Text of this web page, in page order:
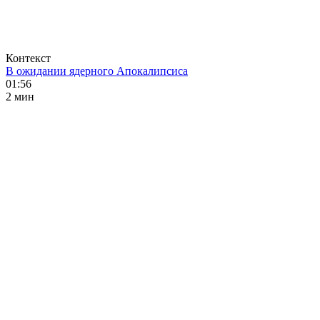
Контекст
В ожидании ядерного Апокалипсиса
01:56
2 мин